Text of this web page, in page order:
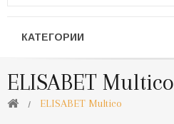
КАТЕГОРИИ
ELISABET Multico
ELISABET Multico